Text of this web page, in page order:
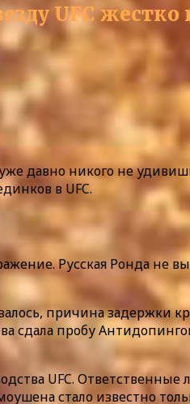
UFC
давно никого не
в UFC.
Русская Ронда не
причина задержки
пробу
UFC.
стало известно